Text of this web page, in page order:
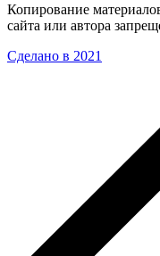
Копирование
сайта или автора
Сделано в 2021